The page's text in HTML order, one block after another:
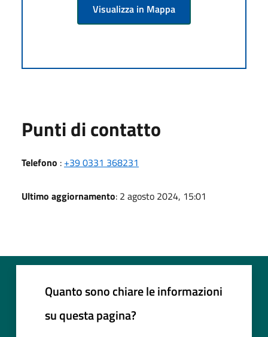
Visualizza in Mappa
Punti di contatto
Telefono : +39 0331 368231
Ultimo aggiornamento: 2 agosto 2024, 15:01
Quanto sono chiare le informazioni
su questa pagina?